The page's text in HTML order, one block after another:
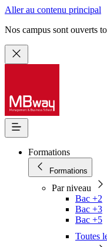
Aller au contenu principal
Nos campus sont ouverts
Formations
Formations
Par niveau
Bac +2
Bac +3
Bac +5
Toutes